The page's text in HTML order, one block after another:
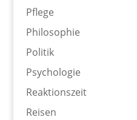
Pflege
Philosophie
Politik
Psychologie
Reaktionszeit
Reisen